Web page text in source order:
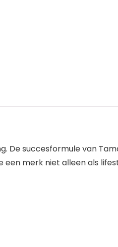
succesformule van
merk niet alleen als